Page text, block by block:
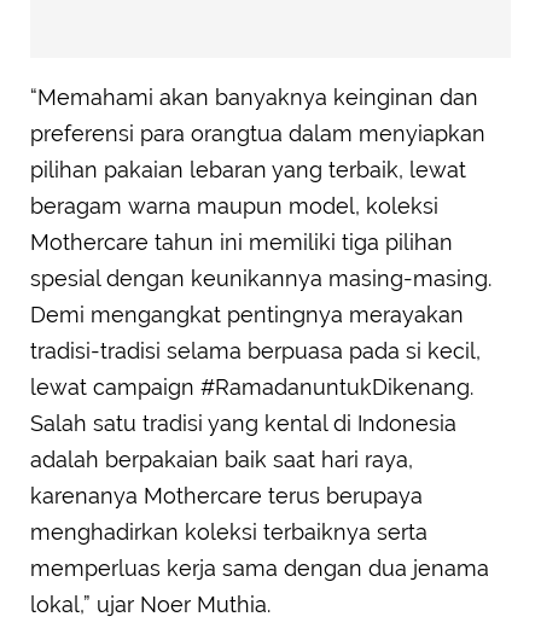
“Memahami akan banyaknya keinginan dan
preferensi para orangtua dalam menyiapkan
pilihan pakaian lebaran yang terbaik, lewat
beragam warna maupun model, koleksi
Mothercare tahun ini memiliki tiga pilihan
spesial dengan keunikannya masing-masing.
Demi mengangkat pentingnya merayakan
tradisi-tradisi selama berpuasa pada si kecil,
lewat campaign #RamadanuntukDikenang.
Salah satu tradisi yang kental di Indonesia
adalah berpakaian baik saat hari raya,
karenanya Mothercare terus berupaya
menghadirkan koleksi terbaiknya serta
memperluas kerja sama dengan dua jenama
lokal,” ujar Noer Muthia.